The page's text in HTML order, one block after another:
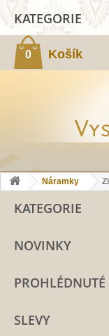
0 Košík
KATEGORIE
Náramky
KATEGORIE
NOVINKY
SLEVY